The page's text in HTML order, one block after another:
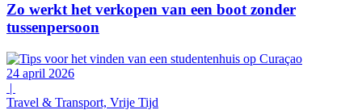
Zo werkt het verkopen van een boot zonder
tussenpersoon
24 april 2026
|
Travel & Transport, Vrije Tijd